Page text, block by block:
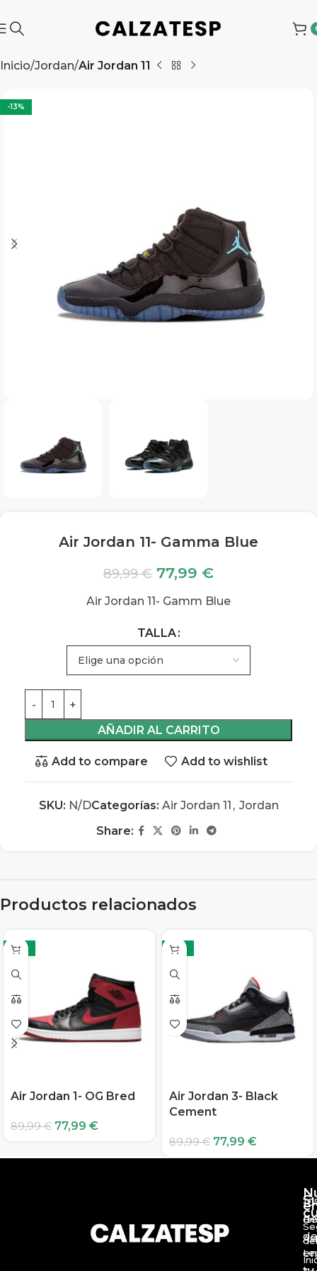
Inicio Jordan Air Jordan 11
-13%
Air Jordan 11- Gamma Blue
89,99€ 77,99 €
Air Jordan 11- Gamm Blue
TALLA
AÑADIR AL CARRITO
Add to compare Add to wishlist
SKU: N/DCategorías: Air Jordan 11 , Jordan
Share:
Productos relacionados
-13%
Air Jordan 1- OG Bred
89,99€ 77,99 €
-13%
Air Jordan 3- Black
Cement
89,99€ 77,99 €
de
en